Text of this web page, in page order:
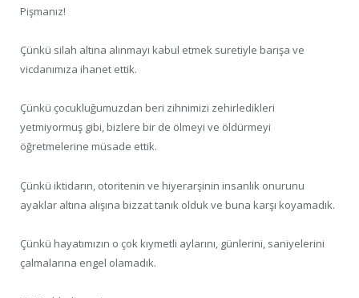
Pişmanız!
Çünkü silah altına alınmayı kabul etmek suretiyle barışa ve
vicdanımıza ihanet ettik.
Çünkü çocukluğumuzdan beri zihnimizi zehirledikleri
yetmiyormuş gibi, bizlere bir de ölmeyi ve öldürmeyi
öğretmelerine müsade ettik.
Çünkü iktidarın, otoritenin ve hiyerarşinin insanlık onurunu
ayaklar altına alışına bizzat tanık olduk ve buna karşı koyamadık.
Çünkü hayatımızın o çok kıymetli aylarını, günlerini, saniyelerini
çalmalarına engel olamadık.